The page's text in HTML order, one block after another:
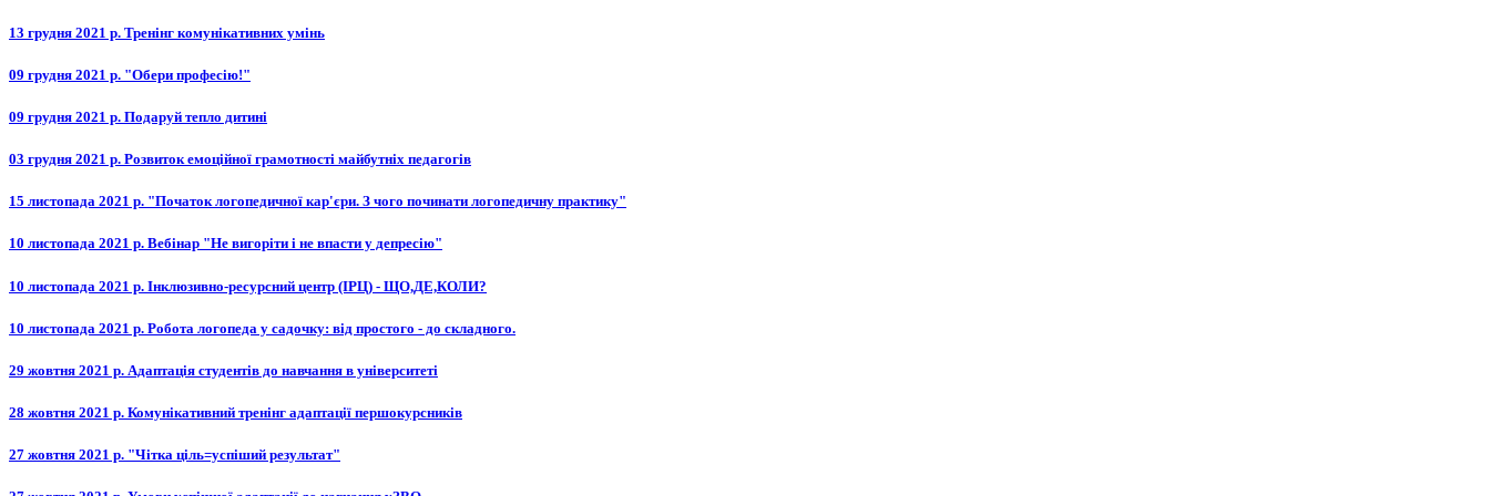
13 грудня 2021 р. Тренінг комунікативних умінь
09 грудня 2021 р. "Обери професію!"
09 грудня 2021 р. Подаруй тепло дитині
03 грудня 2021 р. Розвиток емоційної грамотності майбутніх педагогів
15 листопада 2021 р. "Початок логопедичної кар'єри. З чого починати логопедичну практику"
10 листопада 2021 р. Вебінар "Не вигоріти і не впасти у депресію"
10 листопада 2021 р. Інклюзивно-ресурсний центр (ІРЦ) - ЩО,ДЕ,КОЛИ?
10 листопада 2021 р. Робота логопеда у садочку: від простого - до складного.
29 жовтня 2021 р. Адаптація студентів до навчання в університеті
28 жовтня 2021 р. Комунікативний тренінг адаптації першокурсників
27 жовтня 2021 р. "Чітка ціль=успіший результат"